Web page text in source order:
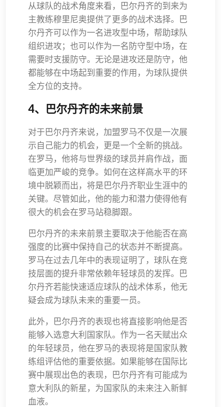
从球队的战术角度来看，巴尔丹齐的到来为
主教练穆里尼奥提供了更多的战术选择。巴
尔丹齐可以作为一名进攻型中场，帮助球队
组织进攻；也可以作为一名防守型中场，在
需要时支援防守。无论是进攻还是防守，他
都能够在中场起到重要的作用，为球队提供
全方位的支持。
4、巴尔丹齐的未来前景
对于巴尔丹齐来说，加盟罗马不仅是一次展
示自己能力的机会，更是一个全新的挑战。
在罗马，他将与世界级的球员并肩作战，面
临更加严峻的竞争。如何在这样高水平的环
境中脱颖而出，将是巴尔丹齐职业生涯中的
关键。尽管如此，他的能力和潜力使得他有
很大的机会在罗马站稳脚跟。
巴尔丹齐的未来前景主要取决于他能否在高
强度的比赛中保持自己的状态并不断提高。
罗马在过去几年中的表现证明了，球队在竞
技层面的提升非常依赖年轻球员的发挥。巴
尔丹齐若能快速适应球队的战术体系，他无
疑会成为球队未来的重要一员。
此外，巴尔丹齐的表现也将直接影响他是否
能够入选意大利国家队。作为一名天赋出众
的年轻球员，他在罗马的表现将是国家队教
练组评估他的重要依据。如果能够在国际比
赛中展现出色的表现，巴尔丹齐有可能成为
意大利队的新星，为国家队的未来注入新鲜
血液。